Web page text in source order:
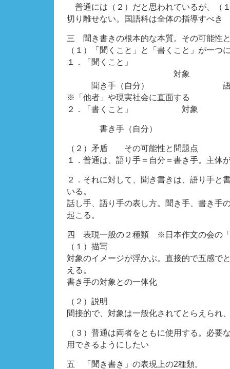
普通には（２）だと思われているが、（
切り離せない。国語科は全体の指導すべき
三 聞き書きの根本的な本質。その可能性
（１）「聞くこと」と「書くこと」が一つ
１．「聞くこと
対象
聞き手（自分） 語り手
※「他者」や現実社会に直面する
２．「書くこと」 対象
書き手（自分） 読み
（２）矛盾 その可能性と問題点
１．普通は、語り手＝自分＝書き手。主体
２．それに対して、聞き書きは、語り手と
いる。
話し手、語り手の表し方。聞き手、書き手
起こる。
四 表現一般の２種類 ※日本作文の会の「
（１）描写
対象のイメージが浮かぶ。直接的で五感で
える。
書き手の対象との一体化
（２）説明
間接的で、対象は一般化されてとらえられ
（３）普通は両者をともに使用する。必要
用できるようにしたい
五 「聞き書き」の表現上の2種類。